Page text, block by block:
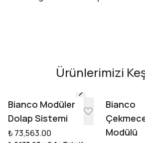
Tasarıma Başla
Ürünlerimizi
Bianco Modüler
Dolap Sistemi
₺ 73,563.00
Bianco
Modülü